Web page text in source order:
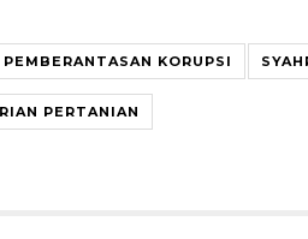
KORUPSI
PERTANIAN